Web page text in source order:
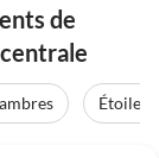
de
Étoiles